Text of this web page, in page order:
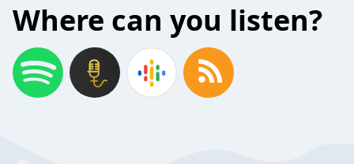
Where can you listen?